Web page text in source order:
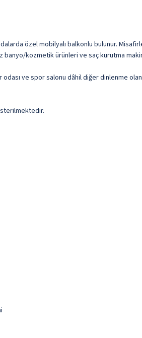
özel mobilyalı balkonlu bulunur.
banyo/kozmetik ürünleri ve saç kurutma
ve spor salonu dâhil diğer dinlenme